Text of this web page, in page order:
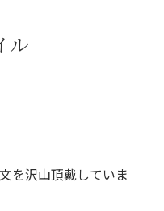
ル
を沢山頂戴していま